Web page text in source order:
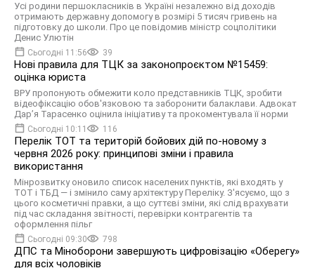
Усі родини першокласників в Україні незалежно від доходів
отримають державну допомогу в розмірі 5 тисяч гривень на
підготовку до школи. Про це повідомив міністр соцполітики
Денис Улютін
Сьогодні 11:56 39
Нові правила для ТЦК за законопроєктом №15459:
оцінка юриста
ВРУ пропонують обмежити коло представників ТЦК, зробити
відеофіксацію обов'язковою та заборонити балаклави. Адвокат
Дар’я Тарасенко оцінила ініціативу та прокоментувала її норми
Сьогодні 10:11 116
Перелік ТОТ та територій бойових дій по-новому з
червня 2026 року: принципові зміни і правила
використання
Мінрозвитку оновило список населених пунктів, які входять у
ТОТ і ТБД — і змінило саму архітектуру Переліку. З'ясуємо, що з
цього косметичні правки, а що суттєві зміни, які слід врахувати
під час складання звітності, перевірки контрагентів та
оформлення пільг
Сьогодні 09:30 798
ДПС та Міноборони завершують цифровізацію «Оберегу»
для всіх чоловіків